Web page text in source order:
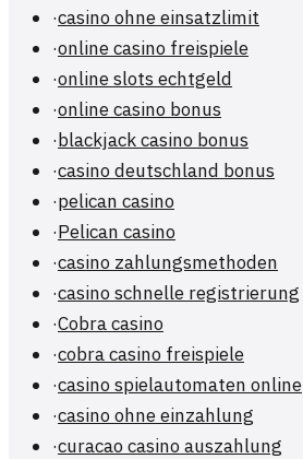
·casino ohne einsatzlimit
·online casino freispiele
·online slots echtgeld
·online casino bonus
·blackjack casino bonus
·casino deutschland bonus
·pelican casino
·Pelican casino
·casino zahlungsmethoden
·casino schnelle registrierung
·Cobra casino
·cobra casino freispiele
·casino spielautomaten online
·casino ohne einzahlung
·curacao casino auszahlung